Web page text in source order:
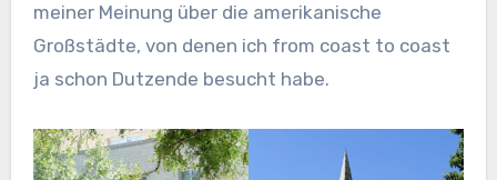
meiner Meinung über die amerikanische
Großstädte, von denen ich from coast to coast
ja schon Dutzende besucht habe.